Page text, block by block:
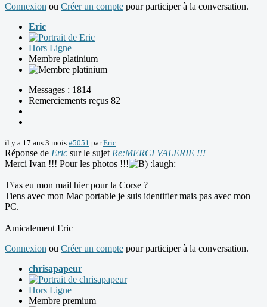
Connexion ou Créer un compte pour participer à la conversation.
Eric
Hors Ligne
Membre platinium
Messages : 1814
Remerciements reçus 82
il y a 17 ans 3 mois #5051 parEric
Réponse de Eric sur le sujet Re:MERCI VALERIE !!!
Merci Ivan !!! Pour les photos !!!
:laugh:
T\'as eu mon mail hier pour la Corse ?
Tiens avec mon Mac portable je suis identifier mais pas avec mon
PC.
Amicalement Eric
Connexion ou Créer un compte pour participer à la conversation.
chrisapapeur
Hors Ligne
Membre premium